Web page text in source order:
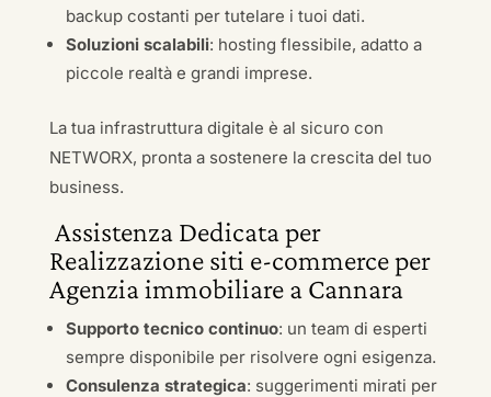
backup costanti per tutelare i tuoi dati.
Soluzioni scalabili: hosting flessibile, adatto a
piccole realtà e grandi imprese.
La tua infrastruttura digitale è al sicuro con
NETWORX, pronta a sostenere la crescita del tuo
business.
Assistenza Dedicata per
Realizzazione siti e-commerce per
Agenzia immobiliare a Cannara
Supporto tecnico continuo: un team di esperti
sempre disponibile per risolvere ogni esigenza.
Consulenza strategica: suggerimenti mirati per